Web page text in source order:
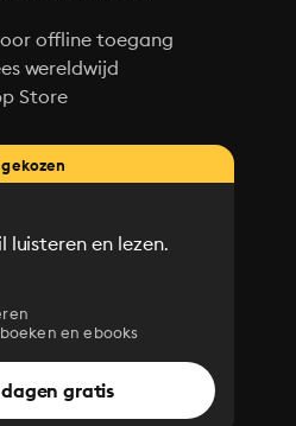
offline toegang
wereldwijd
Store
en lezen.
en ebooks
dagen gratis